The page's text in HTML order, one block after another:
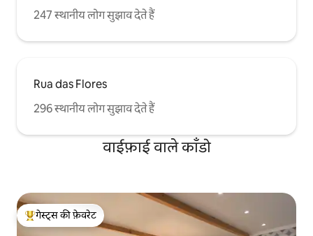
247 स्थानीय लोग सुझाव देते हैं
Rua das Flores
296 स्थानीय लोग सुझाव देते हैं
वाईफ़ाई वाले काँडो
गेस्ट्स का टॉप फ़ेवरेट
गेस्ट्स की फ़ेवरेट